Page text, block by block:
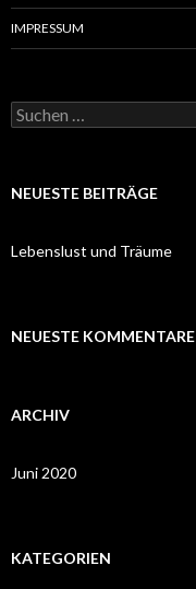
IMPRESSUM
Suchen
nach:
NEUESTE BEITRÄGE
Lebenslust und Träume
NEUESTE KOMMENTARE
ARCHIV
Juni 2020
KATEGORIEN